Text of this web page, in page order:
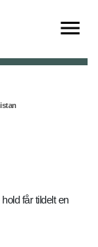
får tildelt en